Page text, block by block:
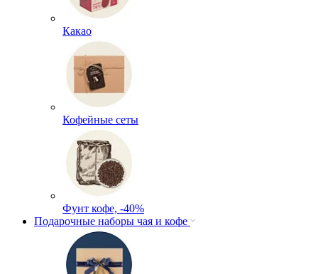
Какао
Кофейные сеты
Фунт кофе, -40%
Подарочные наборы чая и кофе